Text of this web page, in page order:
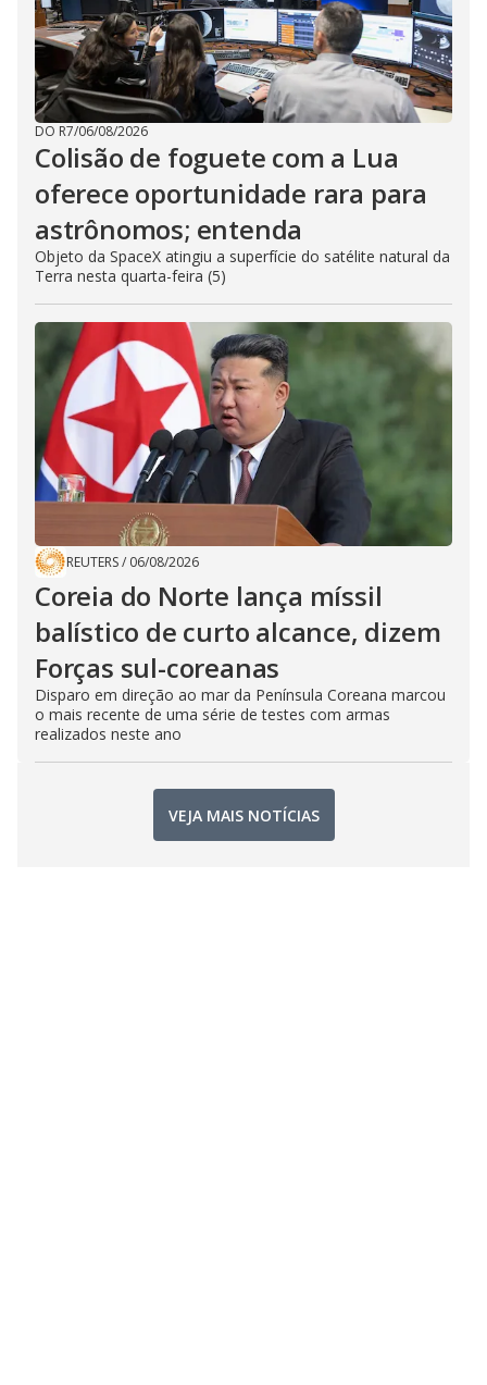
DO R7/06/08/2026
Colisão de foguete com a Lua
oferece oportunidade rara para
astrônomos; entenda
Objeto da SpaceX atingiu a superfície do satélite natural da
Terra nesta quarta-feira (5)
REUTERS/ 06/08/2026
Coreia do Norte lança míssil
balístico de curto alcance, dizem
Forças sul-coreanas
Disparo em direção ao mar da Península Coreana marcou
o mais recente de uma série de testes com armas
realizados neste ano
VEJA MAIS NOTÍCIAS